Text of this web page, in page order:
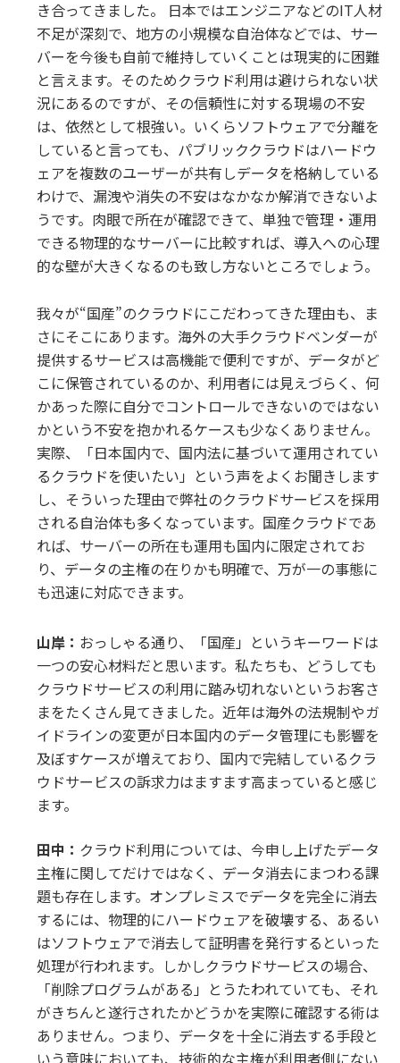
き合ってきました。 日本ではエンジニアなどのIT人材
不足が深刻で、地方の小規模な自治体などでは、サー
バーを今後も自前で維持していくことは現実的に困難
と言えます。そのためクラウド利用は避けられない状
況にあるのですが、その信頼性に対する現場の不安
は、依然として根強い。いくらソフトウェアで分離を
していると言っても、パブリッククラウドはハードウ
ェアを複数のユーザーが共有しデータを格納している
わけで、漏洩や消失の不安はなかなか解消できないよ
うです。肉眼で所在が確認できて、単独で管理・運用
できる物理的なサーバーに比較すれば、導入への心理
的な壁が大きくなるのも致し方ないところでしょう。
我々が“国産”のクラウドにこだわってきた理由も、ま
さにそこにあります。海外の大手クラウドベンダーが
提供するサービスは高機能で便利ですが、データがど
こに保管されているのか、利用者には見えづらく、何
かあった際に自分でコントロールできないのではない
かという不安を抱かれるケースも少なくありません。
実際、「日本国内で、国内法に基づいて運用されてい
るクラウドを使いたい」という声をよくお聞きします
し、そういった理由で弊社のクラウドサービスを採用
される自治体も多くなっています。国産クラウドであ
れば、サーバーの所在も運用も国内に限定されてお
り、データの主権の在りかも明確で、万が一の事態に
も迅速に対応できます。
山岸： おっしゃる通り、「国産」というキーワードは
一つの安心材料だと思います。私たちも、どうしても
クラウドサービスの利用に踏み切れないというお客さ
まをたくさん見てきました。近年は海外の法規制やガ
イドラインの変更が日本国内のデータ管理にも影響を
及ぼすケースが増えており、国内で完結しているクラ
ウドサービスの訴求力はますます高まっていると感じ
ます。
田中： クラウド利用については、今申し上げたデータ
主権に関してだけではなく、データ消去にまつわる課
題も存在します。オンプレミスでデータを完全に消去
するには、物理的にハードウェアを破壊する、あるい
はソフトウェアで消去して証明書を発行するといった
処理が行われます。しかしクラウドサービスの場合、
「削除プログラムがある」とうたわれていても、それ
がきちんと遂行されたかどうかを実際に確認する術は
ありません。つまり、データを十全に消去する手段と
いう意味においても、技術的な主権が利用者側にない